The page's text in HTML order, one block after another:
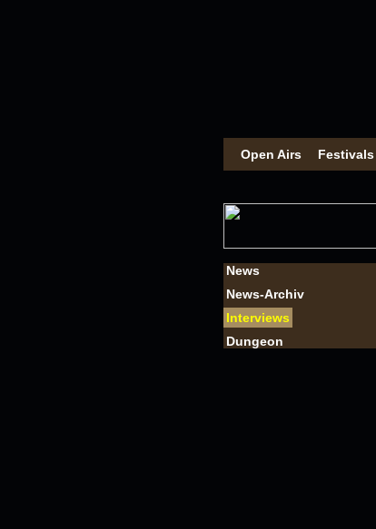
Open Airs Festivals
News
News-Archiv
Interviews
Dungeon